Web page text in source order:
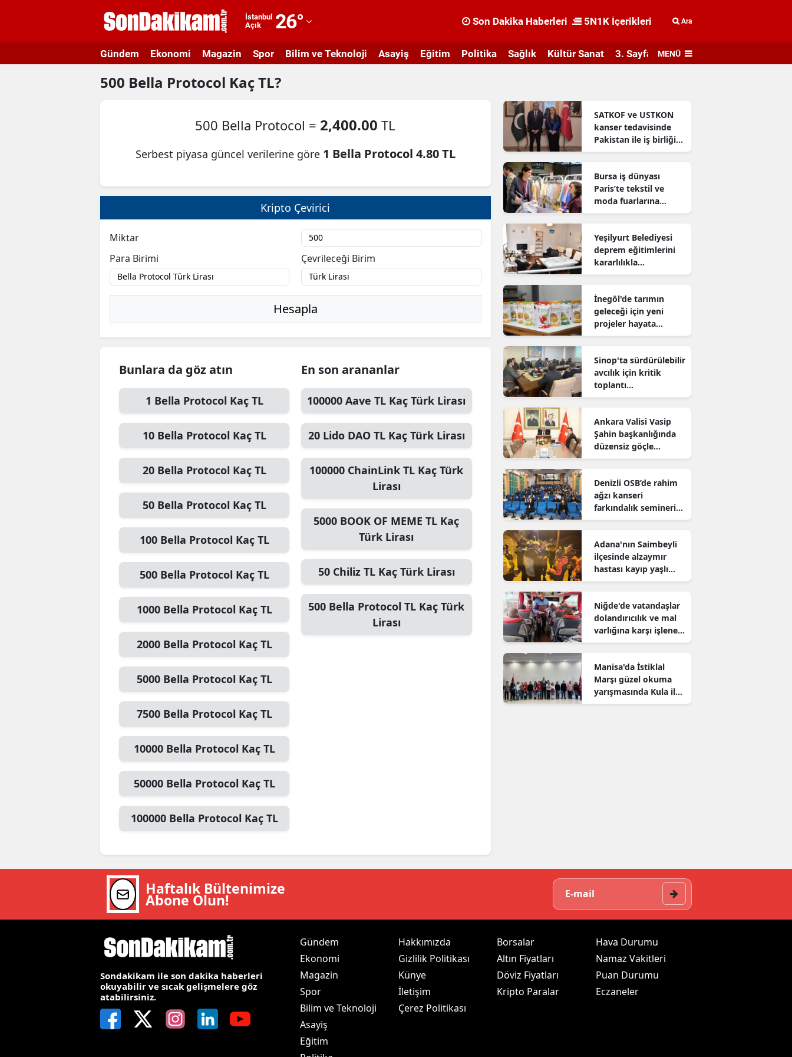
İstanbul
Açık
26°
Adıyaman
Afyonkarahisar
Amasya
Ankara
Artvin
Bitlis
Bursa
Çanakkale
Çorum
Denizli
Diyarbakır
Edirne
Erzincan
Erzurum
Eskişehir
Gaziantep
Gümüşhane
Hakkari
Hatay
Isparta
Mersin
İstanbul
İzmir
Kars
Kırşehir
Son Dakika Haberleri 5N1K İçerikleri Ara
Gündem Ekonomi Magazin Spor Bilim ve Teknoloji Asayiş Eğitim Politika Sağlık Kültür Sanat 3. Sayfa MENÜ
500 Bella Protocol Kaç TL?
500 Bella Protocol = 2,400.00TL
Serbest piyasa güncel verilerine göre 1 Bella Protocol 4.80 TL
Kripto Çevirici
Miktar
Para Birimi
Çevrileceği Birim
Hesapla
Bunlara da göz atın
1 Bella Protocol Kaç TL
10 Bella Protocol Kaç TL
20 Bella Protocol Kaç TL
50 Bella Protocol Kaç TL
100 Bella Protocol Kaç TL
500 Bella Protocol Kaç TL
1000 Bella Protocol Kaç TL
2000 Bella Protocol Kaç TL
5000 Bella Protocol Kaç TL
7500 Bella Protocol Kaç TL
10000 Bella Protocol Kaç TL
50000 Bella Protocol Kaç TL
100000 Bella Protocol Kaç TL
En son arananlar
100000Aave TL Kaç Türk Lirası
20 Lido DAO TLKaç Türk Lirası
100000 ChainLink TL Kaç Türk
Lirası
5000 BOOK OF MEME TL Kaç
Türk Lirası
50 Chiliz TLKaç Türk Lirası
500 Bella Protocol TL Kaç Türk
Lirası
SATKOF ve USTKON
kanser tedavisinde
Pakistan ile iş birliği
geliştiriyor
Bursa iş dünyası
Paris’te tekstil ve
moda fuarlarına
katıldı
Yeşilyurt Belediyesi
deprem eğitimlerini
kararlılıkla
sürdürüyor
İnegöl'de tarımın
geleceği için yeni
projeler hayata
geçiriliyor
Sinop'ta sürdürülebilir
avcılık için kritik
toplantı
gerçekleştirildi
Ankara Valisi Vasip
Şahin başkanlığında
düzensiz göçle
mücadele toplantısı
Denizli OSB’de rahim
ağzı kanseri
farkındalık semineri
düzenlendi
Adana'nın Saimbeyli
ilçesinde alzaymır
hastası kayıp yaşlı
adam aranıyor
Niğde'de vatandaşlar
dolandırıcılık ve mal
varlığına karşı işlenen
suçlar konusunda
Manisa'da İstiklal
Marşı güzel okuma
yarışmasında Kula il
birincisi oldu
Haftalık Bültenimize
Abone Olun!
Sondakikam ile son dakika haberleri
okuyabilir ve sıcak gelişmelere göz
atabilirsiniz.
Gündem
Ekonomi
Magazin
Spor
Bilim ve Teknoloji
Asayiş
Eğitim
Hakkımızda
Gizlilik Politikası
Künye
İletişim
Çerez Politikası
Borsalar
Altın Fiyatları
Döviz Fiyatları
Kripto Paralar
Hava Durumu
Namaz Vakitleri
Puan Durumu
Eczaneler